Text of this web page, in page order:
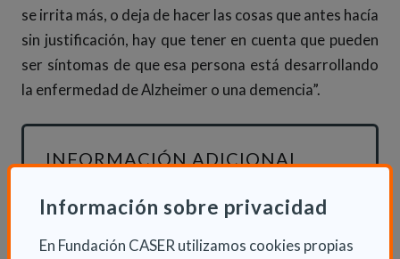
Información sobre privacidad
En Fundación CASER utilizamos cookies propias
se irrita más, o deja de hacer las cosas que antes hacía
sin justificación, hay que tener en cuenta que pueden
ser síntomas de que esa persona está desarrollando
la enfermedad de Alzheimer o una demencia”.
INFORMACIÓN ADICIONAL
Mié 1 Marzo 2017
Actualidad